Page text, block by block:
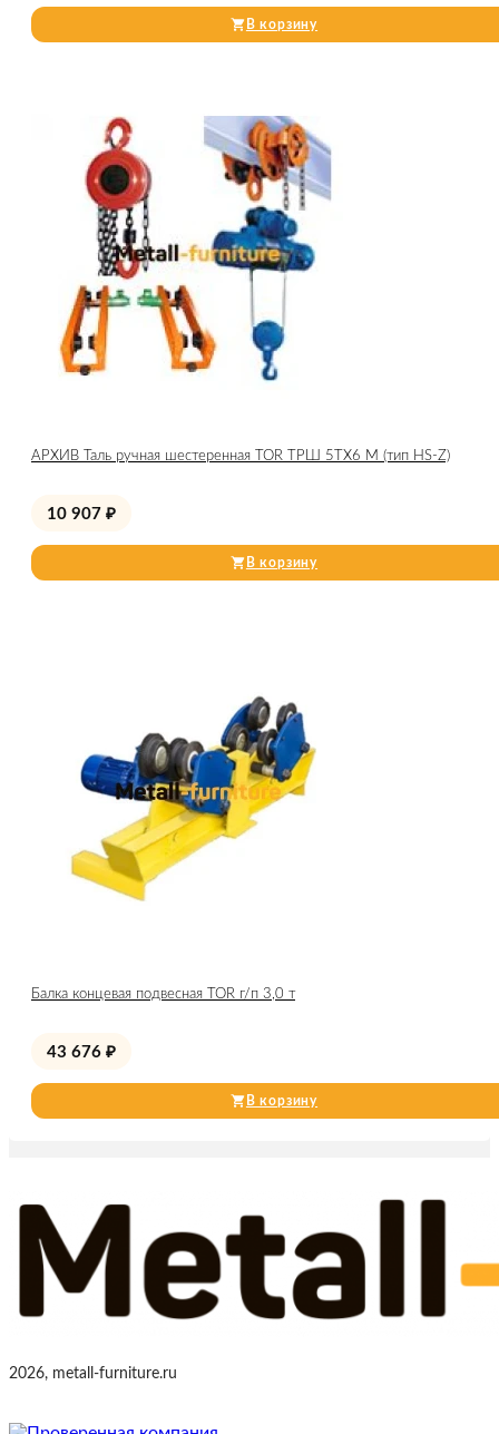
В корзину
АРХИВ Таль ручная шестеренная TOR ТРШ 5ТХ6 М (тип HS-Z)
10 907 ₽
В корзину
Балка концевая подвесная TOR г/п 3,0 т
43 676 ₽
В корзину
2026, metall-furniture.ru